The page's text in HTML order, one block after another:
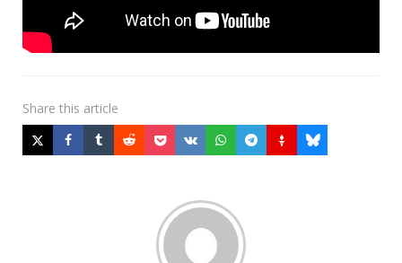
Share this article